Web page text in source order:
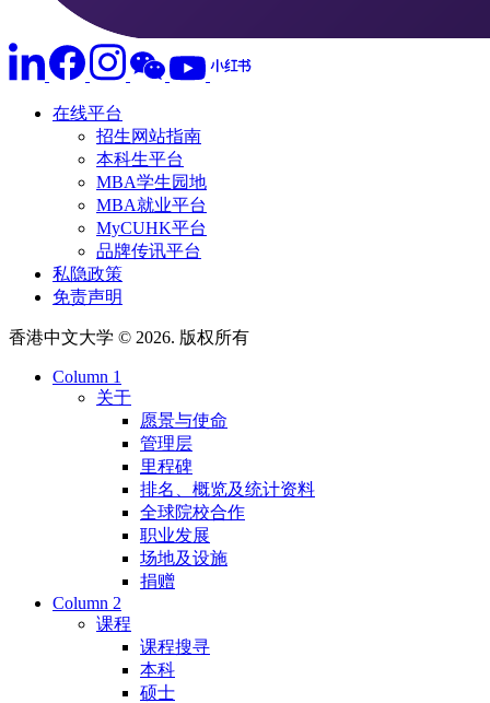
在线平台
招生网站指南
本科生平台
MBA学生园地
MBA就业平台
MyCUHK平台
品牌传讯平台
私隐政策
免责声明
香港中文大学 © 2026. 版权所有
Column 1
关于
愿景与使命
管理层
里程碑
排名、概览及统计资料
全球院校合作
职业发展
场地及设施
捐赠
Column 2
课程
课程搜寻
本科
硕士